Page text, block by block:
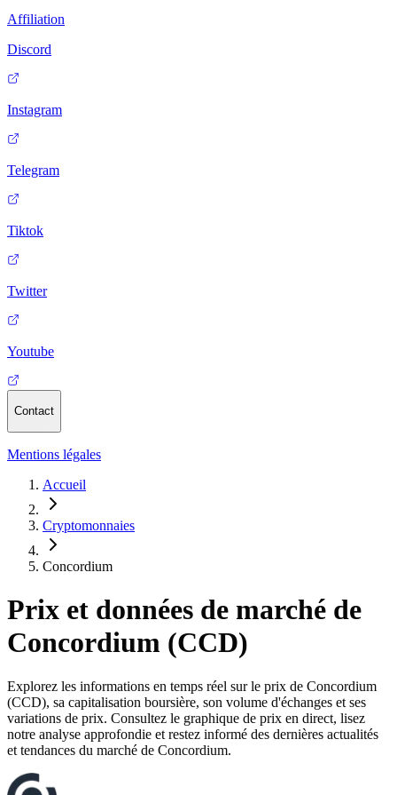
Affiliation
Discord
Instagram
Telegram
Tiktok
Twitter
Youtube
Contact
Mentions légales
Accueil
Cryptomonnaies
Concordium
Prix et données de marché de
Concordium (CCD)
Explorez les informations en temps réel sur le prix de Concordium
(CCD), sa capitalisation boursière, son volume d'échanges et ses
variations de prix. Consultez le graphique de prix en direct, lisez
notre analyse approfondie et restez informé des dernières actualités
et tendances du marché de Concordium.